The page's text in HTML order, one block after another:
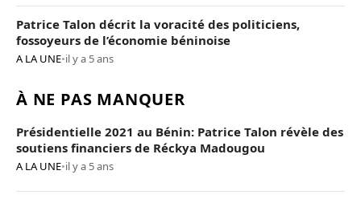
Patrice Talon décrit la voracité des politiciens,
fossoyeurs de l’économie béninoise
A LA UNE•il y a 5 ans
À NE PAS MANQUER
Présidentielle 2021 au Bénin: Patrice Talon révèle des
soutiens financiers de Réckya Madougou
A LA UNE•il y a 5 ans